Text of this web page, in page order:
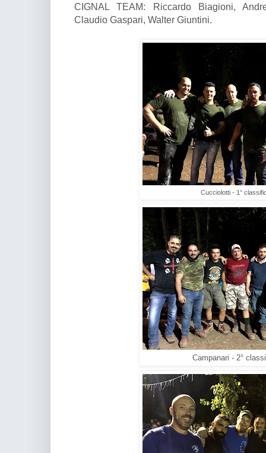
CIGNAL TEAM: Riccardo Biagioni,
Claudio Gaspari, Walter Giuntini.
Cucciolotti - 1°
Campanari - 2°